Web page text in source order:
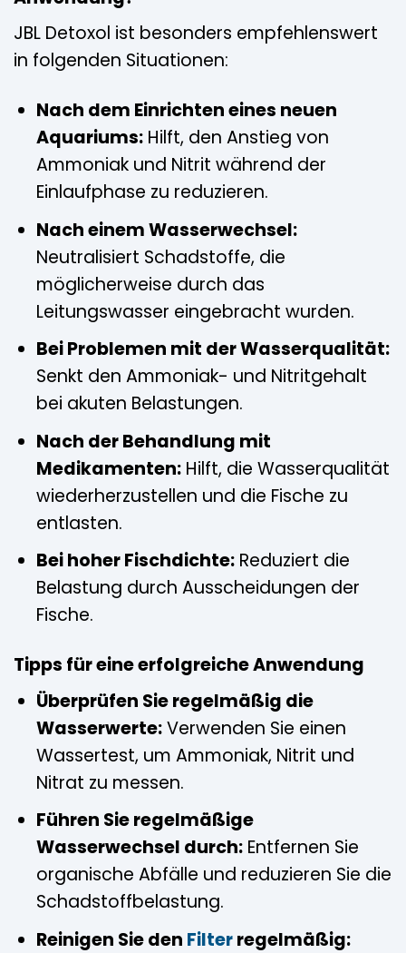
JBL Detoxol ist besonders empfehlenswert
in folgenden Situationen:
Nach dem Einrichten eines neuen
Aquariums:Hilft, den Anstieg von
Ammoniak und Nitrit während der
Einlaufphase zu reduzieren.
Nach einem Wasserwechsel:
Neutralisiert Schadstoffe, die
möglicherweise durch das
Leitungswasser eingebracht wurden.
Bei Problemen mit der Wasserqualität:
Senkt den Ammoniak- und Nitritgehalt
bei akuten Belastungen.
Nach der Behandlung mit
Medikamenten:Hilft, die Wasserqualität
wiederherzustellen und die Fische zu
entlasten.
Bei hoher Fischdichte:Reduziert die
Belastung durch Ausscheidungen der
Fische.
Tipps für eine erfolgreiche Anwendung
Überprüfen Sie regelmäßig die
Wasserwerte:Verwenden Sie einen
Wassertest, um Ammoniak, Nitrit und
Nitrat zu messen.
Führen Sie regelmäßige
Wasserwechsel durch:Entfernen Sie
organische Abfälle und reduzieren Sie die
Schadstoffbelastung.
Reinigen Sie den Filterregelmäßig: